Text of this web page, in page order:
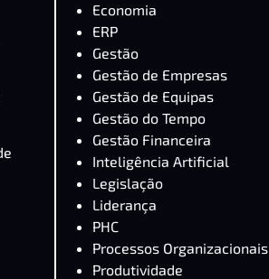
Economia
ERP
Gestão
Gestão de Empresas
Gestão de Equipas
Gestão do Tempo
Gestão Financeira
Inteligência Artificial
Legislação
Liderança
PHC
Processos Organizacionais
Produtividade